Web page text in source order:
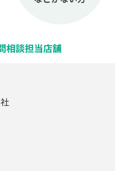
相談担当店舗